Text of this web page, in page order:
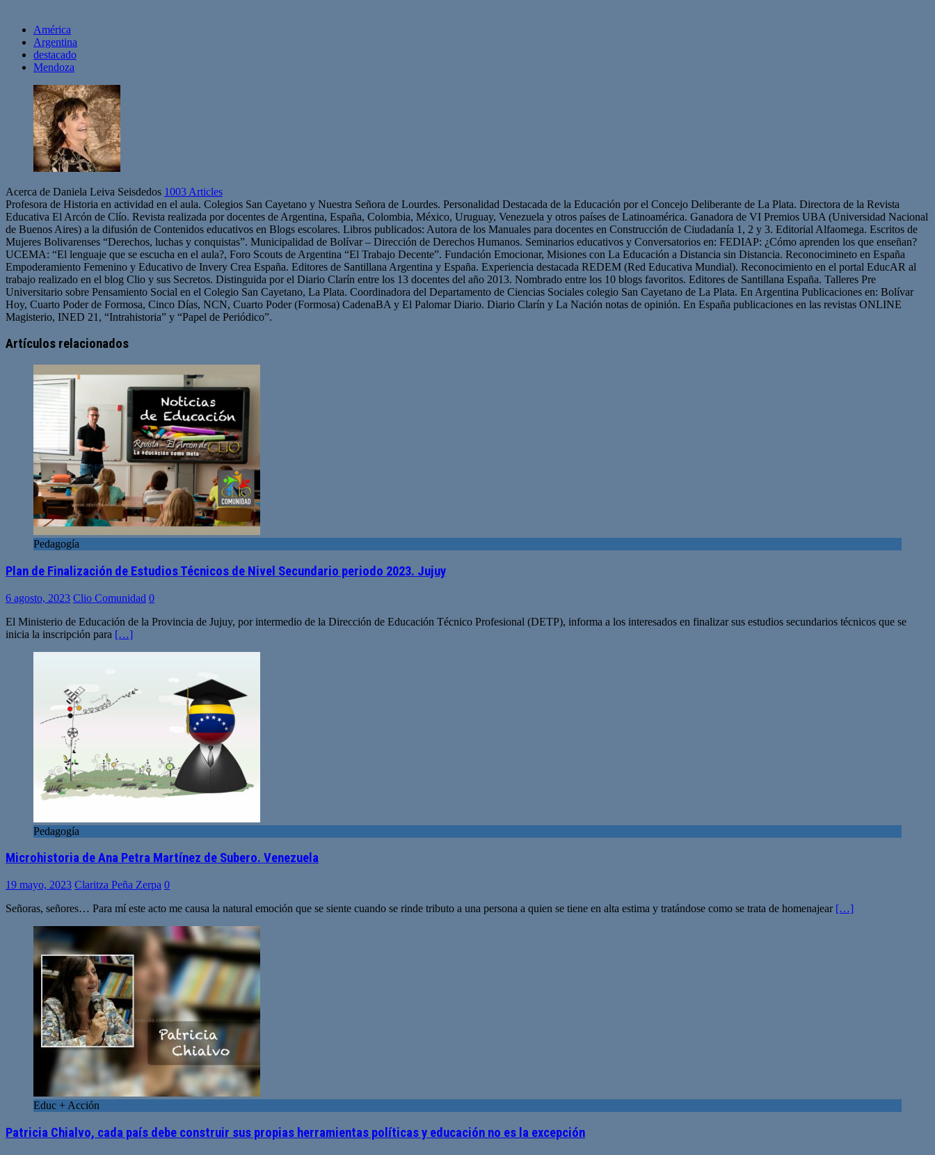
América
Argentina
destacado
Mendoza
Acerca de Daniela Leiva Seisdedos 1003 Articles
Profesora de Historia en actividad en el aula. Colegios San Cayetano y Nuestra Señora de Lourdes. Personalidad Destacada de la Educación por el Concejo Deliberante de La Plata. Directora de la Revista
Educativa El Arcón de Clío. Revista realizada por docentes de Argentina, España, Colombia, México, Uruguay, Venezuela y otros países de Latinoamérica. Ganadora de VI Premios UBA (Universidad Nacional
de Buenos Aires) a la difusión de Contenidos educativos en Blogs escolares. Libros publicados: Autora de los Manuales para docentes en Construcción de Ciudadanía 1, 2 y 3. Editorial Alfaomega. Escritos de
Mujeres Bolivarenses “Derechos, luchas y conquistas”. Municipalidad de Bolívar – Dirección de Derechos Humanos. Seminarios educativos y Conversatorios en: FEDIAP: ¿Cómo aprenden los que enseñan?
UCEMA: “El lenguaje que se escucha en el aula?, Foro Scouts de Argentina “El Trabajo Decente”. Fundación Emocionar, Misiones con La Educación a Distancia sin Distancia. Reconocimineto en España
Empoderamiento Femenino y Educativo de Invery Crea España. Editores de Santillana Argentina y España. Experiencia destacada REDEM (Red Educativa Mundial). Reconocimiento en el portal EducAR al
trabajo realizado en el blog Clio y sus Secretos. Distinguida por el Diario Clarín entre los 13 docentes del año 2013. Nombrado entre los 10 blogs favoritos. Editores de Santillana España. Talleres Pre
Universitario sobre Pensamiento Social en el Colegio San Cayetano, La Plata. Coordinadora del Departamento de Ciencias Sociales colegio San Cayetano de La Plata. En Argentina Publicaciones en: Bolívar
Hoy, Cuarto Poder de Formosa, Cinco Días, NCN, Cuarto Poder (Formosa) CadenaBA y El Palomar Diario. Diario Clarín y La Nación notas de opinión. En España publicaciones en las revistas ONLINE
Magisterio, INED 21, “Intrahistoria” y “Papel de Periódico”.
web
Artículos relacionados
Pedagogía
Plan de Finalización de Estudios Técnicos de Nivel Secundario periodo 2023. Jujuy
6 agosto, 2023 Clio Comunidad 0
El Ministerio de Educación de la Provincia de Jujuy, por intermedio de la Dirección de Educación Técnico Profesional (DETP), informa a los interesados en finalizar sus estudios secundarios técnicos que se
inicia la inscripción para […]
Pedagogía
Microhistoria de Ana Petra Martínez de Subero. Venezuela
19 mayo, 2023 Claritza Peña Zerpa 0
Señoras, señores… Para mí este acto me causa la natural emoción que se siente cuando se rinde tributo a una persona a quien se tiene en alta estima y tratándose como se trata de homenajear […]
Educ + Acción
Patricia Chialvo, cada país debe construir sus propias herramientas políticas y educación no es la excepción